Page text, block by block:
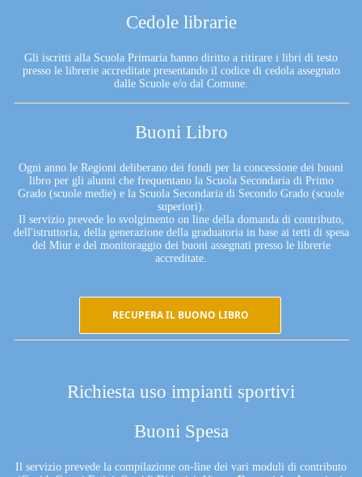
Cedole librarie
Gli iscritti alla Scuola Primaria hanno diritto a ritirare i libri di testo
presso le librerie accreditate presentando il codice di cedola assegnato
dalle Scuole e/o dal Comune.
Buoni Libro
Ogni anno le Regioni deliberano dei fondi per la concessione dei buoni
libro per gli alunni che frequentano la Scuola Secondaria di Primo
Grado (scuole medie) e la Scuola Secondaria di Secondo Grado (scuole
superiori).
Il servizio prevede lo svolgimento on line della domanda di contributo,
dell'istruttoria, della generazione della graduatoria in base ai tetti di spesa
del Miur e del monitoraggio dei buoni assegnati presso le librerie
accreditate.
RECUPERA IL BUONO LIBRO
Richiesta uso impianti sportivi
Buoni Spesa
Il servizio prevede la compilazione on-line dei vari moduli di contributo